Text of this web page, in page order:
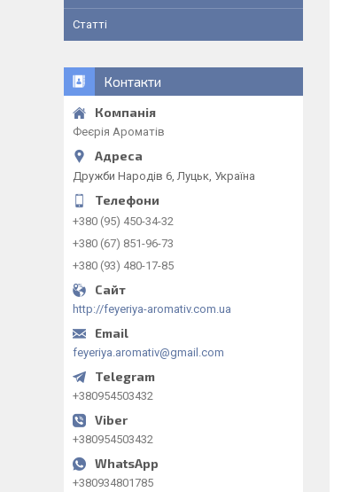
Статті
Контакти
Феєрія Ароматів
Дружби Народів 6, Луцьк, Україна
+380 (95) 450-34-32
+380 (67) 851-96-73
+380 (93) 480-17-85
http://feyeriya-aromativ.com.ua
feyeriya.aromativ@gmail.com
+380954503432
+380954503432
+380934801785